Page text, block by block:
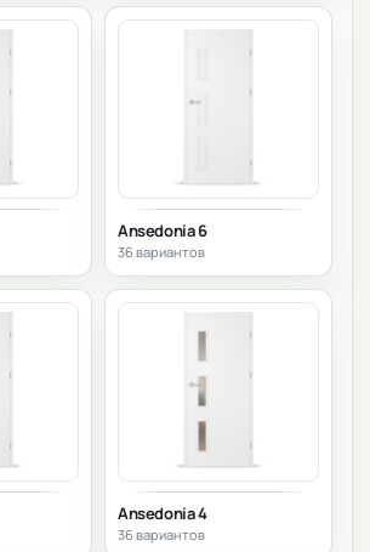
Ansedonia 6
36 вариантов
Ansedonia 4
36 вариантов